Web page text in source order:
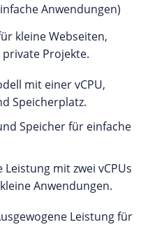
Anwendungen)
kleine Webseiten,
Projekte.
mit einer vCPU,
Speicherplatz.
Speicher für einfache
Leistung mit zwei vCPUs
Anwendungen.
Leistung für